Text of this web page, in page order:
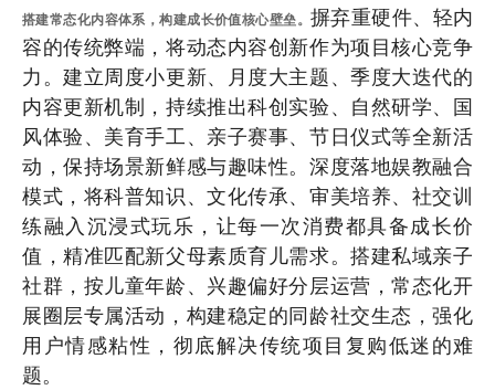
搭建常态化内容体系，构建成长价值核心壁垒。 摒弃重硬件、轻内
容的传统弊端，将动态内容创新作为项目核心竞争
力。建立周度小更新、月度大主题、季度大迭代的
内容更新机制，持续推出科创实验、自然研学、国
风体验、美育手工、亲子赛事、节日仪式等全新活
动，保持场景新鲜感与趣味性。深度落地娱教融合
模式，将科普知识、文化传承、审美培养、社交训
练融入沉浸式玩乐，让每一次消费都具备成长价
值，精准匹配新父母素质育儿需求。搭建私域亲子
社群，按儿童年龄、兴趣偏好分层运营，常态化开
展圈层专属活动，构建稳定的同龄社交生态，强化
用户情感粘性，彻底解决传统项目复购低迷的难
题。